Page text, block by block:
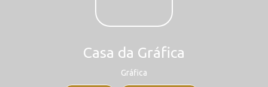
Casa da Gráfica
Gráfica